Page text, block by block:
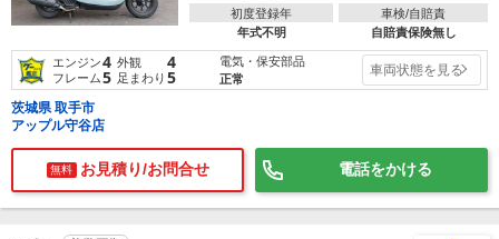
初度登録年
年式不明
車検/自賠責
自賠責保険無し
エンジン4 外観 4
フレーム5 足まわり 5
電気・保安部品
正常
車両状態を見る
茨城県 取手市
アップル守谷店
無料 お見積り/お問合せ 電話をかける